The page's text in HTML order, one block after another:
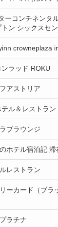
ーコンチネンタ
ン シックスセン
crowneplaza
ラッド ROKU
アストリア
ル＆レストラン
ブラウンジ
ホテル宿泊記 滞
レストラン
ーカード（ブラ
ラチナ